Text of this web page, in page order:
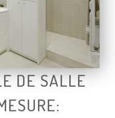
DE SALLE